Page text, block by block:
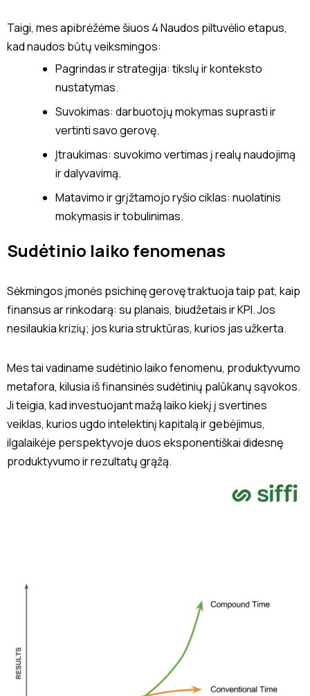
Taigi, mes apibrėžėme šiuos 4 Naudos piltuvėlio etapus,
kad naudos būtų veiksmingos:
Pagrindas ir strategija: tikslų ir konteksto
nustatymas.
Suvokimas: darbuotojų mokymas suprasti ir
vertinti savo gerovę.
Įtraukimas: suvokimo vertimas į realų naudojimą
ir dalyvavimą.
Matavimo ir grįžtamojo ryšio ciklas: nuolatinis
mokymasis ir tobulinimas.
Sudėtinio laiko fenomenas
Sėkmingos įmonės psichinę gerovę traktuoja taip pat, kaip
finansus ar rinkodarą: su planais, biudžetais ir KPI. Jos
nesilaukia krizių; jos kuria struktūras, kurios jas užkerta.
Mes tai vadiname sudėtinio laiko fenomenu, produktyvumo
metafora, kilusia iš finansinės sudėtinių palūkanų sąvokos.
Ji teigia, kad investuojant mažą laiko kiekį į svertines
veiklas, kurios ugdo intelektinį kapitalą ir gebėjimus,
ilgalaikėje perspektyvoje duos eksponentiškai didesnę
produktyvumo ir rezultatų grąžą.